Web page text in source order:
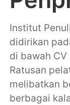
Institut
didirikan
di bawah CV
Ratusan
melibatkan
berbagai